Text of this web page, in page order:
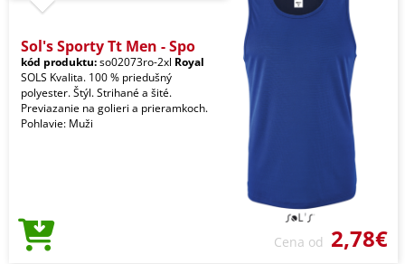
Sol's Sporty Tt Men - Spo
kód produktu:so02073ro-2xl Royal
SOLS Kvalita. 100 % priedušný
polyester. Štýl. Strihané a šité.
Previazanie na golieri a prieramkoch.
Pohlavie: Muži
Cena od 2,78€